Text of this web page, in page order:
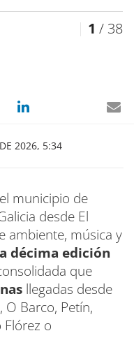
1 / 38
2026, 5:34
municipio de
desde El
ambiente, música y
a décima edición
que
llegadas desde
Barco, Petín,
Flórez o